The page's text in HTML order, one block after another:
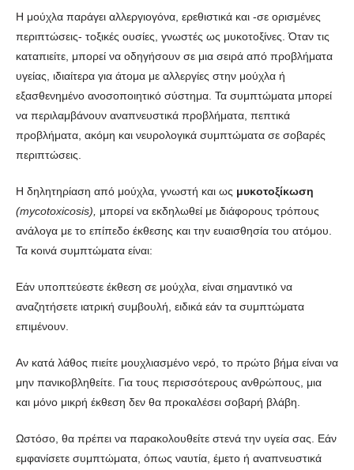
Η μούχλα παράγει αλλεργιογόνα, ερεθιστικά και -σε ορισμένες
περιπτώσεις- τοξικές ουσίες, γνωστές ως μυκοτοξίνες. Όταν τις
καταπιείτε, μπορεί να οδηγήσουν σε μια σειρά από προβλήματα
υγείας, ιδιαίτερα για άτομα με αλλεργίες στην μούχλα ή
εξασθενημένο ανοσοποιητικό σύστημα. Τα συμπτώματα μπορεί
να περιλαμβάνουν αναπνευστικά προβλήματα, πεπτικά
προβλήματα, ακόμη και νευρολογικά συμπτώματα σε σοβαρές
περιπτώσεις.
Η δηλητηρίαση από μούχλα, γνωστή και ως μυκοτοξίκωση
(mycotoxicosis),
μπορεί να εκδηλωθεί με διάφορους τρόπους
ανάλογα με το επίπεδο έκθεσης και την ευαισθησία του ατόμου.
Τα κοινά συμπτώματα είναι:
Εάν υποπτεύεστε έκθεση σε μούχλα, είναι σημαντικό να
αναζητήσετε ιατρική συμβουλή, ειδικά εάν τα συμπτώματα
επιμένουν.
Αν κατά λάθος πιείτε μουχλιασμένο νερό, το πρώτο βήμα είναι να
μην πανικοβληθείτε. Για τους περισσότερους ανθρώπους, μια
και μόνο μικρή έκθεση δεν θα προκαλέσει σοβαρή βλάβη.
Ωστόσο, θα πρέπει να παρακολουθείτε στενά την υγεία σας. Εάν
εμφανίσετε συμπτώματα, όπως ναυτία, έμετο ή αναπνευστικά